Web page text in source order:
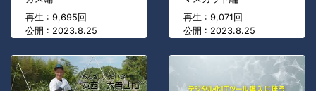
再生 : 9,695回
公開 : 2023.8.25
再生 : 9,071回
公開 : 2023.8.25